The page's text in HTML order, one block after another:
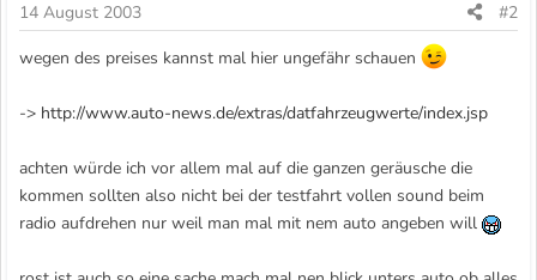
14 August 2003
#2
wegen des preises kannst mal hier ungefähr schauen
-> http://www.auto-news.de/extras/datfahrzeugwerte/index.jsp
achten würde ich vor allem mal auf die ganzen geräusche die
kommen sollten also nicht bei der testfahrt vollen sound beim
radio aufdrehen nur weil man mal mit nem auto angeben will